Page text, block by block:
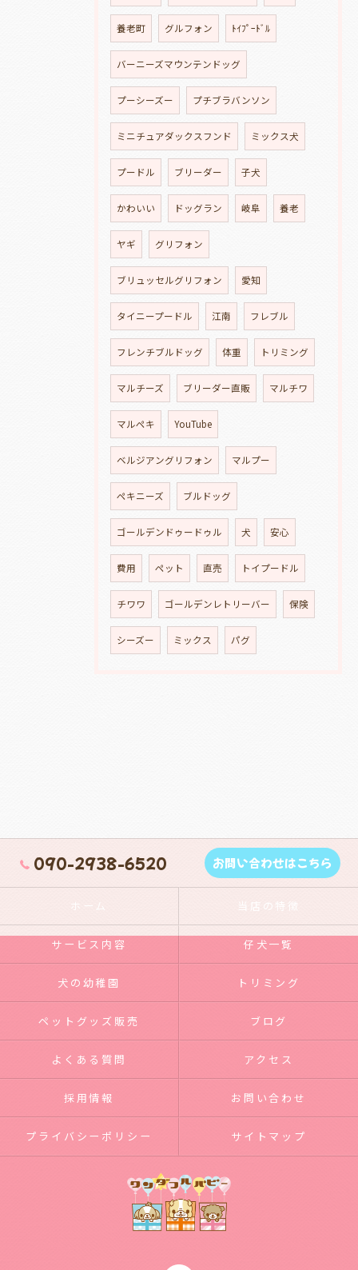
養老町 グルフォン ﾄｲﾌﾟｰﾄﾞﾙ
バーニーズマウンテンドッグ
プーシーズー プチブラバンソン
ミニチュアダックスフンド ミックス犬
プードル ブリーダー 子犬
かわいい ドッグラン 岐阜 養老
ヤギ グリフォン
ブリュッセルグリフォン 愛知
タイニープードル 江南 フレブル
フレンチブルドッグ 体重 トリミング
マルチーズ ブリーダー直販 マルチワ
マルペキ YouTube
ベルジアングリフォン マルプー
ペキニーズ ブルドッグ
ゴールデンドゥードゥル 犬 安心
費用 ペット 直売 トイプードル
チワワ ゴールデンレトリーバー 保険
シーズー ミックス パグ
090-2938-6520 お問い合わせはこちら
ホーム 当店の特徴
サービス内容 仔犬一覧
犬の幼稚園 トリミング
ペットグッズ販売 ブログ
よくある質問 アクセス
採用情報 お問い合わせ
プライバシーポリシー サイトマップ